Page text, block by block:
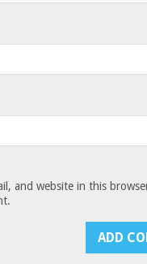
and website in this